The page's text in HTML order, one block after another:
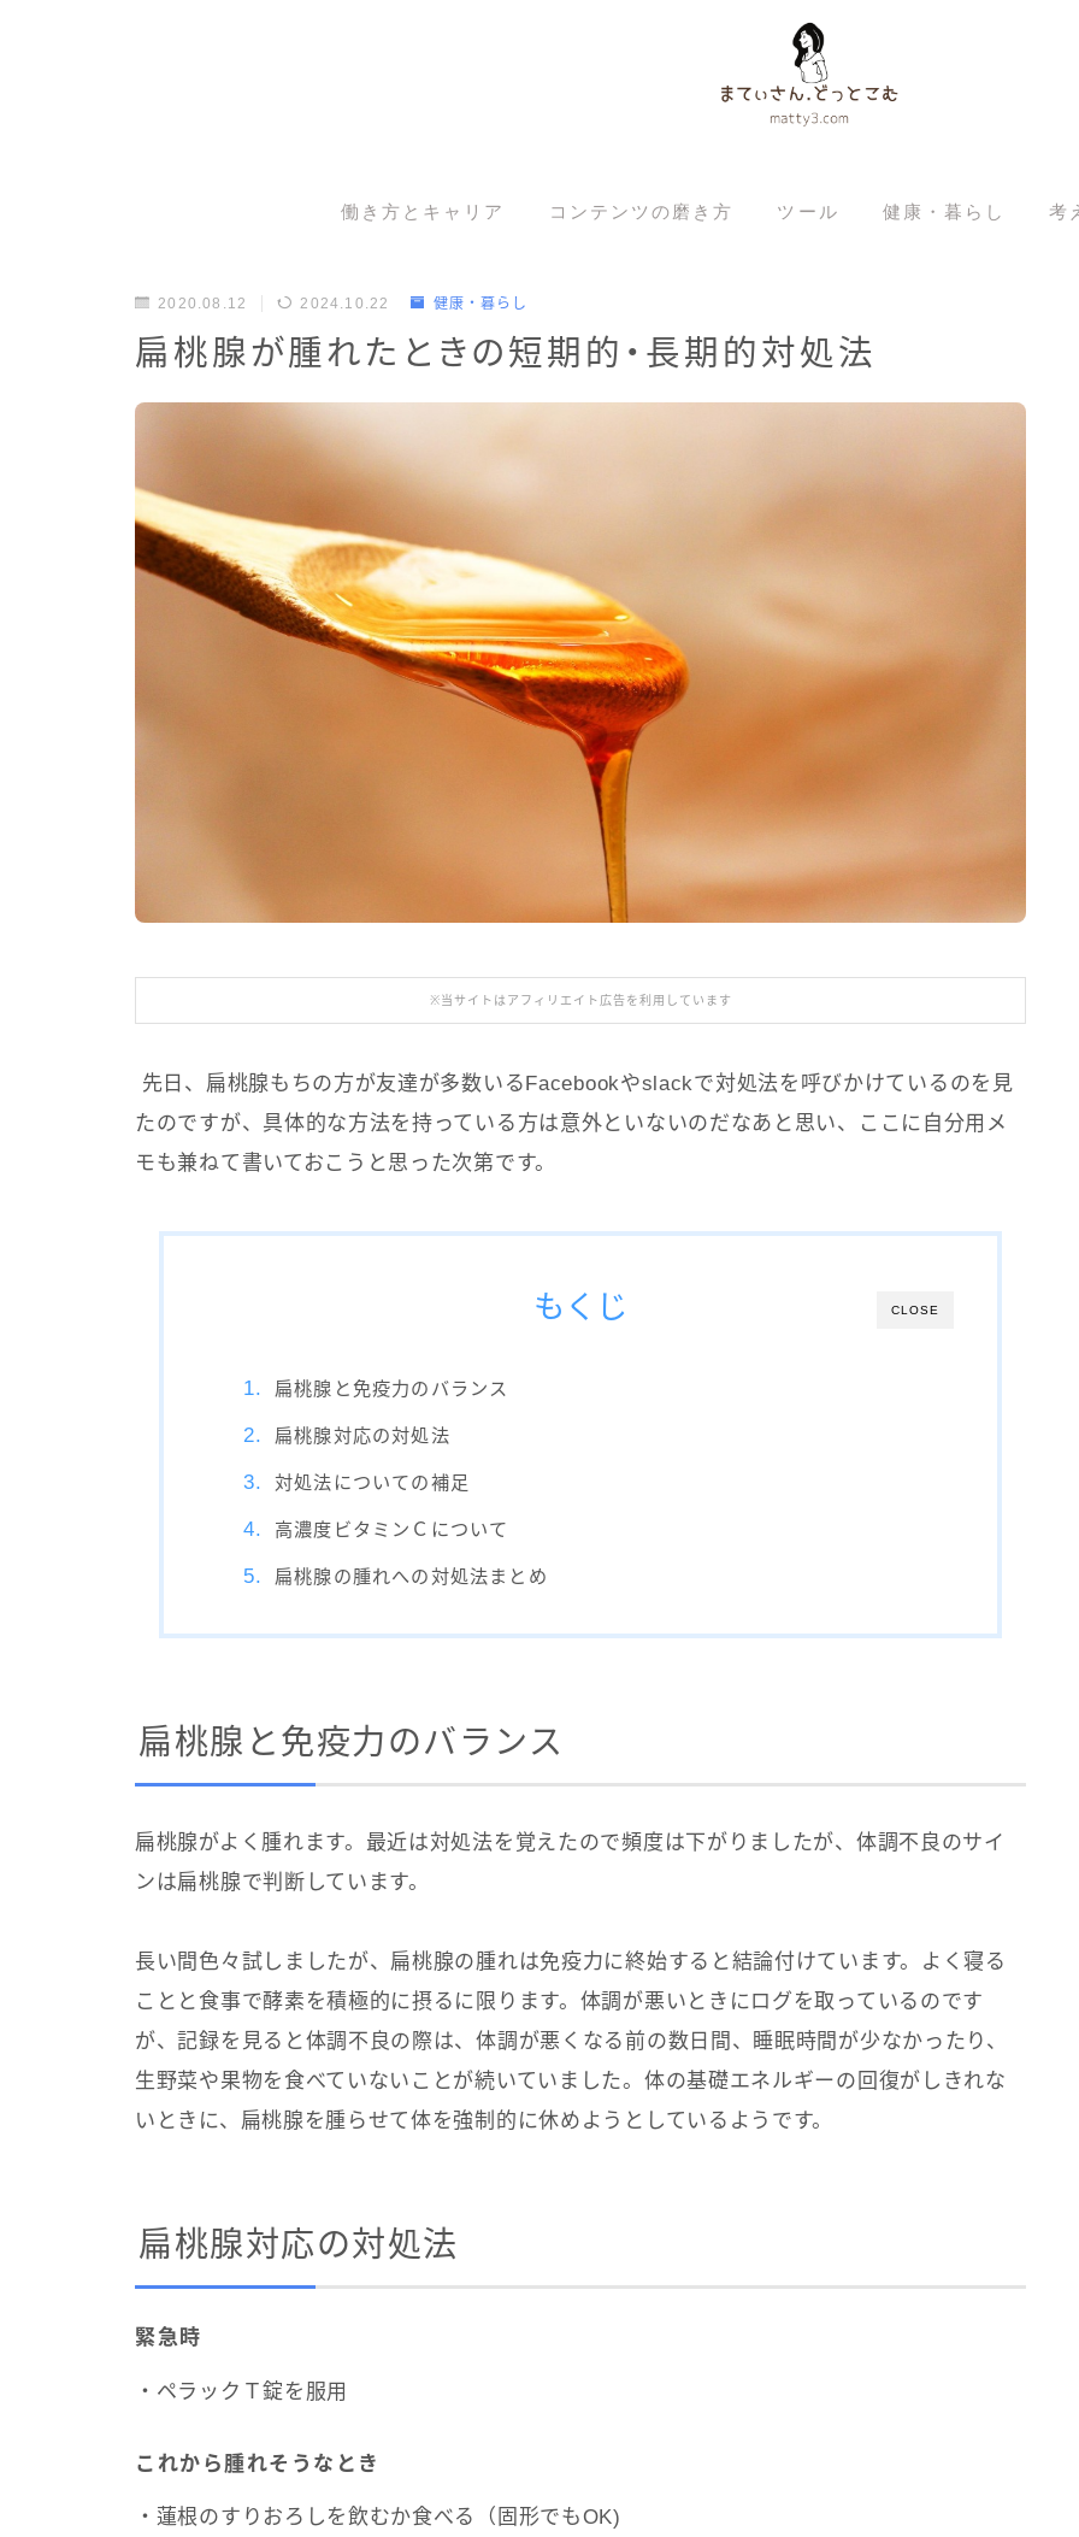
働き方とキャリア コンテンツの磨き方 ツール 健康・暮らし 考
2020.08.12 2024.10.22 健康・暮らし
扁桃腺が腫れたときの短期的・長期的対処法
※当サイトはアフィリエイト広告を利用しています
先日、扁桃腺もちの方が友達が多数いるFacebookやslackで対処法を呼びかけているのを見
たのですが、具体的な方法を持っている方は意外といないのだなあと思い、ここに自分用メ
モも兼ねて書いておこうと思った次第です。
CLOSE
もくじ
扁桃腺と免疫力のバランス
扁桃腺対応の対処法
対処法についての補足
高濃度ビタミンＣについて
扁桃腺の腫れへの対処法まとめ
扁桃腺と免疫力のバランス
扁桃腺がよく腫れます。最近は対処法を覚えたので頻度は下がりましたが、体調不良のサイ
ンは扁桃腺で判断しています。
長い間色々試しましたが、扁桃腺の腫れは免疫力に終始すると結論付けています。よく寝る
ことと食事で酵素を積極的に摂るに限ります。体調が悪いときにログを取っているのです
が、記録を見ると体調不良の際は、体調が悪くなる前の数日間、睡眠時間が少なかったり、
生野菜や果物を食べていないことが続いていました。体の基礎エネルギーの回復がしきれな
いときに、扁桃腺を腫らせて体を強制的に休めようとしているようです。
扁桃腺対応の対処法
緊急時
・ペラックＴ錠を服用
これから腫れそうなとき
・蓮根のすりおろしを飲むか食べる（固形でもOK)